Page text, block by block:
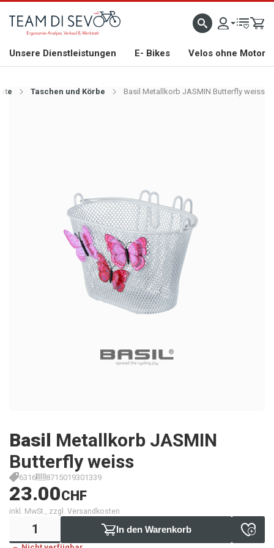
WILLKOMMEN GROSSE AUSWAHL AN RENNRÄDERN, GRAVEL, E-BIKES UND
Unsere Dienstleistungen E- Bikes Velos ohne Motor
Taschen und Körbe Basil Metallkorb JASMIN Butterfly weiss
Basil Metallkorb JASMIN
Butterfly weiss
6316 8715019301339
23.00CHF
inkl. MwSt., zzgl. Versandkosten
In den Warenkorb